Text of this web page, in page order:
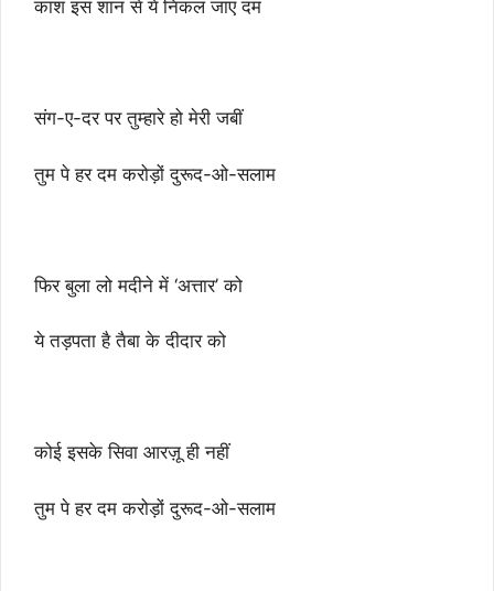
काश इस शान से ये निकल जाए दम
संग-ए-दर पर तुम्हारे हो मेरी जबीं
तुम पे हर दम करोड़ों दुरूद-ओ-सलाम
फिर बुला लो मदीने में ‘अत्तार’ को
ये तड़पता है तैबा के दीदार को
कोई इसके सिवा आरज़ू ही नहीं
तुम पे हर दम करोड़ों दुरूद-ओ-सलाम